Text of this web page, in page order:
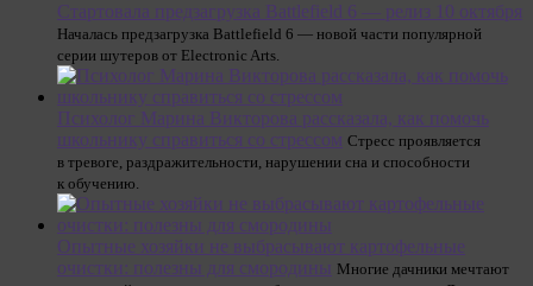
Стартовала предзагрузка Battlefield 6 — релиз 10 октября
Началась предзагрузка Battlefield 6 — новой части популярной
серии шутеров от Electronic Arts.
Психолог Марина Викторова рассказала, как помочь
школьнику справиться со стрессом Стресс проявляется
в тревоге, раздражительности, нарушении сна и способности
к обучению.
Опытные хозяйки не выбрасывают картофельные
очистки: полезны для смородины Многие дачники мечтают